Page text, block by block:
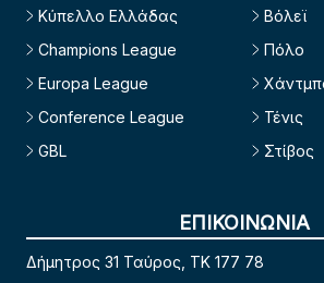
Κύπελλο Ελλάδας
Champions League
Europa League
Conference League
GBL
Βόλεϊ
Πόλο
Τένις
Στίβος
ΕΠΙΚΟΙΝΩΝΙΑ
Δήμητρος 31 Ταύρος, TK 177 78